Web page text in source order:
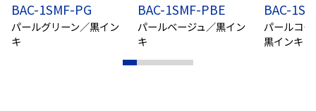
BAC-1SMF-PG
パールグリーン／黒イン
キ
BAC-1SMF-PBE
パールベージュ／黒イン
キ
BAC-
パールコ
黒インキ